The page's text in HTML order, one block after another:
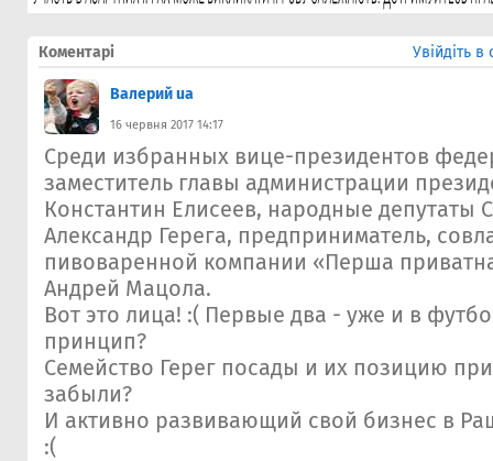
Коментарі Увійдіть в
Валерий ua
16 червня 2017 14:17
Среди избранных вице-президентов
заместитель главы администрации
Константин Елисеев, народные депутаты
Александр Герега, предприниматель,
пивоваренной компании «Перша
Андрей Мацола.
Вот это лица! :( Первые два - уже и в
принцип?
Семейство Герег посады и их позицию
забыли?
И активно развивающий свой бизнес в
:(